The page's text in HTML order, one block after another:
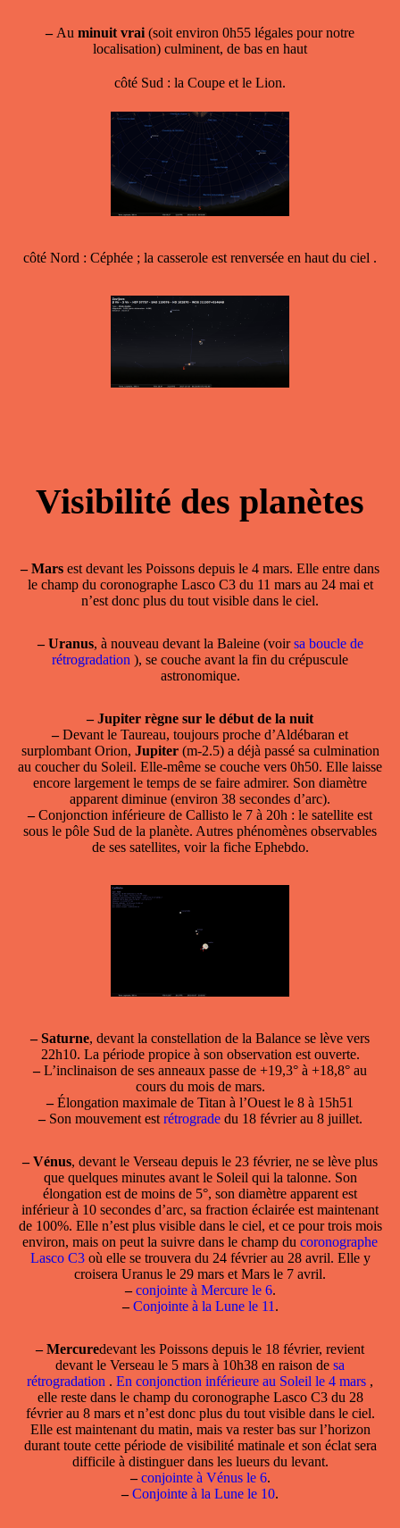
–Au minuit vrai (soit environ 0h55 légales pour notre
localisation) culminent, de bas en haut
côté Sud : la Coupe et le Lion.
côté Nord : Céphée ; la casserole est renversée en haut du ciel .
Visibilité des planètes
– Mars est devant les Poissons depuis le 4 mars. Elle entre dans
le champ du coronographe Lasco C3 du 11 mars au 24 mai et
n’est donc plus du tout visible dans le ciel.
– Uranus, à nouveau devant la Baleine (voirsa boucle de
rétrogradation ), se couche avant la fin du crépuscule
astronomique.
– Jupiter règne sur le début de la nuit
–Devant le Taureau, toujours proche d’Aldébaran et
surplombant Orion, Jupiter(m-2.5) a déjà passé sa culmination
au coucher du Soleil. Elle-même se couche vers 0h50. Elle laisse
encore largement le temps de se faire admirer. Son diamètre
apparent diminue (environ 38 secondes d’arc).
–Conjonction inférieure de Callisto le 7 à 20h : le satellite est
sous le pôle Sud de la planète. Autres phénomènes observables
de ses satellites, voir la fiche Ephebdo.
– Saturne, devant la constellation de la Balance se lève vers
22h10. La période propice à son observation est ouverte.
–L’inclinaison de ses anneaux passe de +19,3° à +18,8° au
cours du mois de mars.
–Élongation maximale de Titan à l’Ouest le 8 à 15h51
–Son mouvement estrétrograde du 18 février au 8 juillet.
– Vénus, devant le Verseau depuis le 23 février, ne se lève plus
que quelques minutes avant le Soleil qui la talonne. Son
élongation est de moins de 5°, son diamètre apparent est
inférieur à 10 secondes d’arc, sa fraction éclairée est maintenant
de 100%. Elle n’est plus visible dans le ciel, et ce pour trois mois
environ, mais on peut la suivre dans le champ du coronographe
Lasco C3où elle se trouvera du 24 février au 28 avril. Elle y
croisera Uranus le 29 mars et Mars le 7 avril.
– conjointe à Mercure le 6.
– Conjointe à la Lune le 11 .
– Mercuredevant les Poissons depuis le 18 février, revient
devant le Verseau le 5 mars à 10h38 en raison de sa
rétrogradation . En conjonction inférieure au Soleil le 4 mars ,
elle reste dans le champ du coronographe Lasco C3 du 28
février au 8 mars et n’est donc plus du tout visible dans le ciel.
Elle est maintenant du matin, mais va rester bas sur l’horizon
durant toute cette période de visibilité matinale et son éclat sera
difficile à distinguer dans les lueurs du levant.
– conjointe à Vénus le 6.
– Conjointe à la Lune le 10.